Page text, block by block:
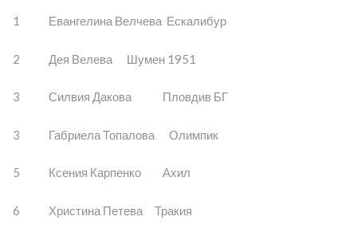
1 Евангелина Велчева Ескалибур
2 Дея Велева Шумен 1951
3 Силвия Дакова Пловдив БГ
3 Габриела Топалова Олимпик
5 Ксения Карпенко Ахил
6 Христина Петева Тракия